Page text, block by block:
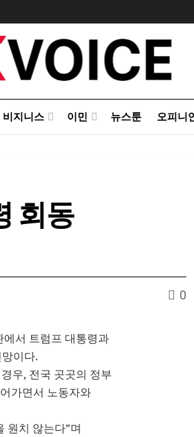
비지니스 이민 뉴스툰 오피니
회동
0
에서 트럼프 대통령과
이다.
우, 전국 곳곳의 정부
가면서 노동자와
원치 않는다”며